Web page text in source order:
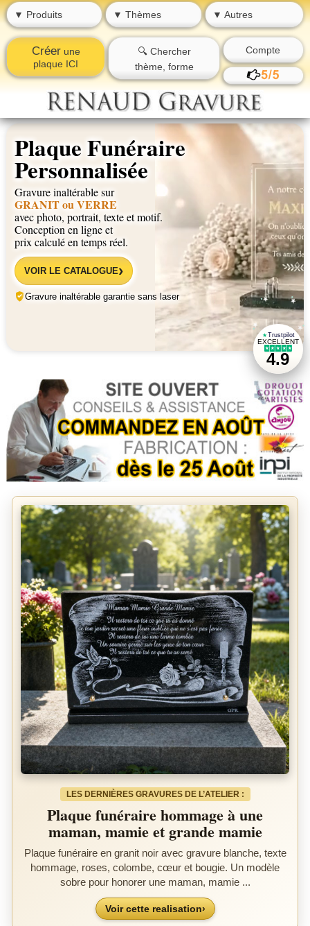
▼ Produits ▼ Thèmes ▼ Autres
Créerune
plaque ICI
🔍 Chercher
thème, forme
Compte
Plaque Funéraire
Personnalisée
Gravure inaltérable sur
GRANIT ou VERRE
avec photo, portrait, texte et motif.
Conception en ligne et
prix calculé en temps réel.
VOIR LE CATALOGUE›
Gravure inaltérable garantie sans laser
LES DERNIÈRES GRAVURES DE L’ATELIER :
Plaque funéraire hommage à une
maman, mamie et grande mamie
Plaque funéraire en granit noir avec gravure blanche, texte
hommage, roses, colombe, cœur et bougie. Un modèle
sobre pour honorer une maman, mamie ...
Voir cette realisation›
★
★ ★
★
★Trustpilot
EXCELLENT
★ ★ ★ ★ ★
4.9